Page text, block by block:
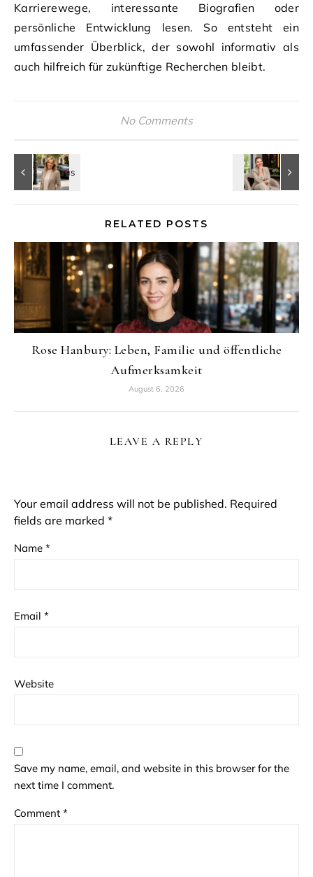
Karrierewege, interessante Biografien oder
persönliche Entwicklung lesen. So entsteht ein
umfassender Überblick, der sowohl informativ als
auch hilfreich für zukünftige Recherchen bleibt.
No Comments
RELATED POSTS
Rose Hanbury: Leben, Familie und öffentliche
Aufmerksamkeit
August 6, 2026
LEAVE A REPLY
Your email address will not be published. Required
fields are marked *
Name *
Email *
Website
Save my name, email, and website in this browser for the
next time I comment.
Comment *